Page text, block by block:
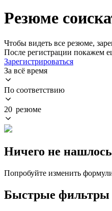
Резюме
Чтобы видеть все резюме,
После регистрации покажем
Зарегистрироваться
За всё время
По соответствию
20 резюме
Ничего не нашлось
Попробуйте изменить
Быстрые фильтры